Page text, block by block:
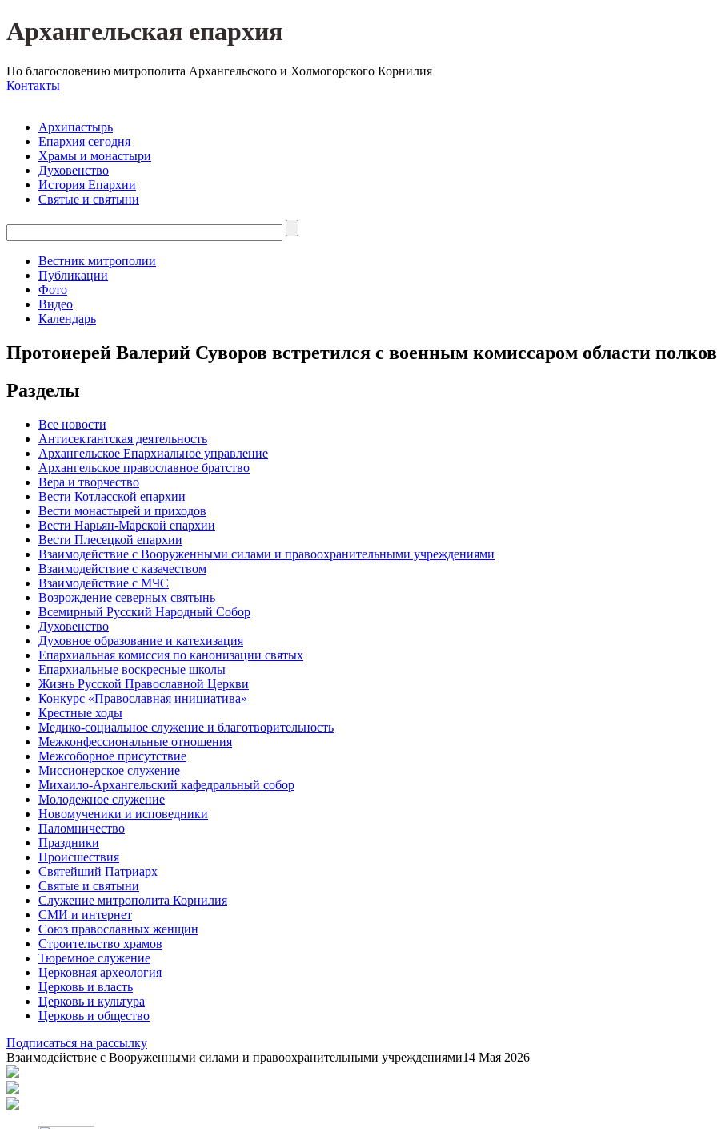
Архангельская епархия
По благословению митрополита Архангельского и Холмогорского Корнилия
Контакты
Архипастырь
Епархия сегодня
Храмы и монастыри
Духовенство
История Епархии
Святые и святыни
Вестник митрополии
Публикации
Фото
Видео
Календарь
Протоиерей Валерий Суворов встретился с военным комиссаром области
Разделы
Все новости
Антисектантская деятельность
Архангельское Епархиальное управление
Архангельское православное братство
Вера и творчество
Вести Котласской епархии
Вести монастырей и приходов
Вести Нарьян-Марской епархии
Вести Плесецкой епархии
Взаимодействие с Вооруженными силами и правоохранительными учреждениями
Взаимодействие с казачеством
Взаимодействие с МЧС
Возрождение северных святынь
Всемирный Русский Народный Собор
Духовенство
Духовное образование и катехизация
Епархиальная комиссия по канонизации святых
Епархиальные воскресные школы
Жизнь Русской Православной Церкви
Конкурс «Православная инициатива»
Крестные ходы
Медико-социальное служение и благотворительность
Межконфессиональные отношения
Межсоборное присутствие
Миссионерское служение
Михаило-Архангельский кафедральный собор
Молодежное служение
Новомученики и исповедники
Паломничество
Праздники
Происшествия
Святейший Патриарх
Святые и святыни
Служение митрополита Корнилия
СМИ и интернет
Союз православных женщин
Строительство храмов
Тюремное служение
Церковная археология
Церковь и власть
Церковь и культура
Церковь и общество
Подписаться на рассылку
Взаимодействие с Вооруженными силами и правоохранительными учреждениями14 Мая 2026